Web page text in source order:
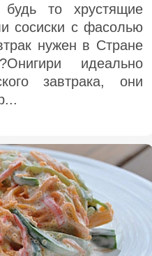
то хрустящие
сосиски с фасолью
нужен в Стране
идеально
завтрака, они